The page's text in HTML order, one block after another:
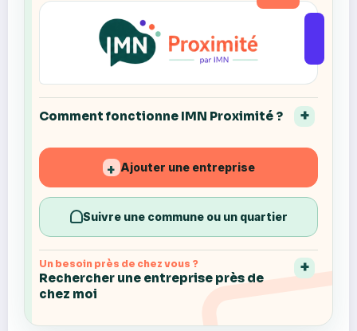
Comment fonctionne IMN Proximité ?
+ Ajouter une entreprise
Suivre une commune ou un quartier
Un besoin près de chez vous ?
Rechercher une entreprise près de
chez moi